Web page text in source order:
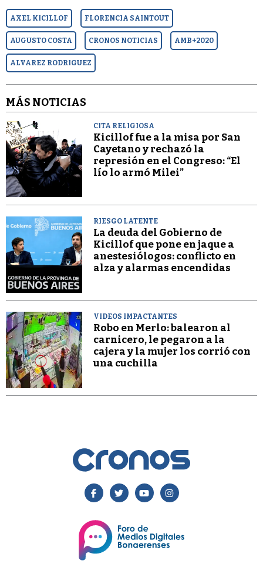
AXEL KICILLOF FLORENCIA SAINTOUT
AUGUSTO COSTA CRONOS NOTICIAS AMB+2020
ALVAREZ RODRIGUEZ
MÁS NOTICIAS
CITA RELIGIOSA
Kicillof fue a la misa por San
Cayetano y rechazó la
represión en el Congreso: “El
lío lo armó Milei”
RIESGO LATENTE
La deuda del Gobierno de
Kicillof que pone en jaque a
anestesiólogos: conflicto en
alza y alarmas encendidas
VIDEOS IMPACTANTES
Robo en Merlo: balearon al
carnicero, le pegaron a la
cajera y la mujer los corrió con
una cuchilla